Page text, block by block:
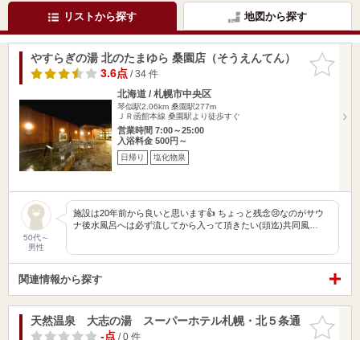
リストから探す 地図から探す
お気に入
りに追加
やすらぎの湯 北のたまゆら 桑園店（そうえんてん）
3.6点/ 34 件
北海道 / 札幌市中央区
琴似駅2.06km 桑園駅277m
ＪＲ函館本線 桑園駅より徒歩すぐ
営業時間 7:00～25:00
入浴料金 500円～
日帰り 塩化物泉
50代～
男性
施設は20年前から良いと思います👍 ちょっと残念😢なのがサウ
ナ後水風呂へは必ず流してから入って頂きたい(頭迄)共同風…
関連情報から探す
お気に入
りに追加
天然温泉 大志の湯 スーパーホテル札幌・北５条通
-点/ 0 件